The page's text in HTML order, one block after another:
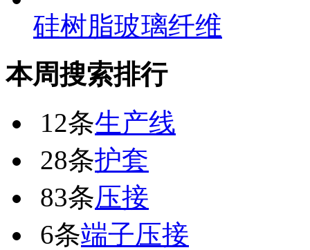
硅树脂玻璃纤维
本周搜索排行
12条生产线
28条护套
83条压接
6条端子压接